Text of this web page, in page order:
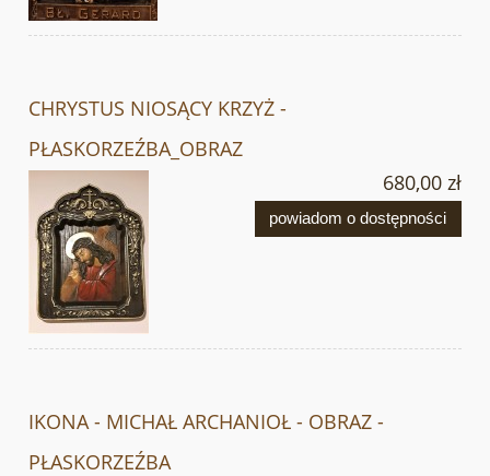
CHRYSTUS NIOSĄCY KRZYŻ -
PŁASKORZEŹBA_OBRAZ
680,00 zł
powiadom o dostępności
IKONA - MICHAŁ ARCHANIOŁ - OBRAZ -
PŁASKORZEŹBA